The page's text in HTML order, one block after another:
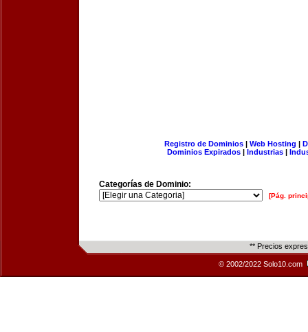
Registro de Dominios| Web Hosting |
Dominios Expirados | Industrias |
Categorías de Dominio:
[Pág.
** Precios
© 2002/2022 Solo10.com